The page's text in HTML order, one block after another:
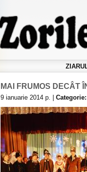
MAI FRUMOS DECÂT
9 ianuarie 2014 р. | Categorie: